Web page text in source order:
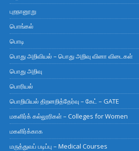
புறநானூறு
பொங்கல்
பொடி
பொது அறிவியல் – பொது அறிவு வினா விடைகள்
பொது அறிவு
பொரியல்
பொறியியல் திறனறித்தேர்வு – கேட் – GATE
மகளிர்க் கல்லூரிகள் – Colleges for Women
மகளிர்க்காக
மருத்துவப் படிப்பு – Medical Courses